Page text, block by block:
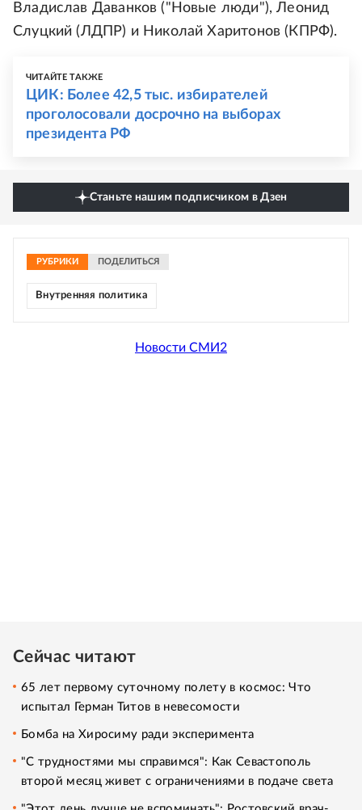
Владислав Даванков ("Новые люди"), Леонид
Слуцкий (ЛДПР) и Николай Харитонов (КПРФ).
ЧИТАЙТЕ ТАКЖЕ
ЦИК: Более 42,5 тыс. избирателей
проголосовали досрочно на выборах
президента РФ
Станьте нашим подписчиком в Дзен
РУБРИКИ ПОДЕЛИТЬСЯ
Внутренняя политика
Новости СМИ2
Сейчас читают
65 лет первому суточному полету в космос: Что
испытал Герман Титов в невесомости
Бомба на Хиросиму ради эксперимента
"С трудностями мы справимся": Как Севастополь
второй месяц живет с ограничениями в подаче света